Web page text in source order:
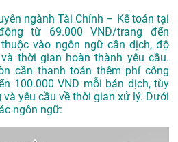
ngành Tài Chính – Kế toán tại
từ 69.000 VNĐ/trang đến
vào ngôn ngữ cần dịch, độ
thời gian hoàn thành yêu cầu.
cần thanh toán thêm phí công
100.000 VNĐ mỗi bản dịch, tùy
yêu cầu về thời gian xử lý. Dưới
ngôn ngữ: